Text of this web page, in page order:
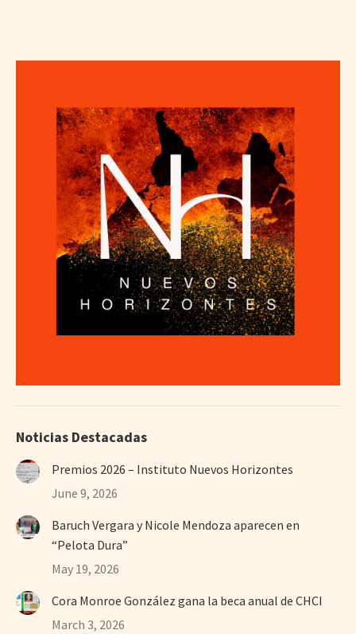
Noticias Destacadas
Premios 2026 – Instituto Nuevos Horizontes
June 9, 2026
Baruch Vergara y Nicole Mendoza aparecen en
“Pelota Dura”
May 19, 2026
Cora Monroe González gana la beca anual de CHCI
March 3, 2026